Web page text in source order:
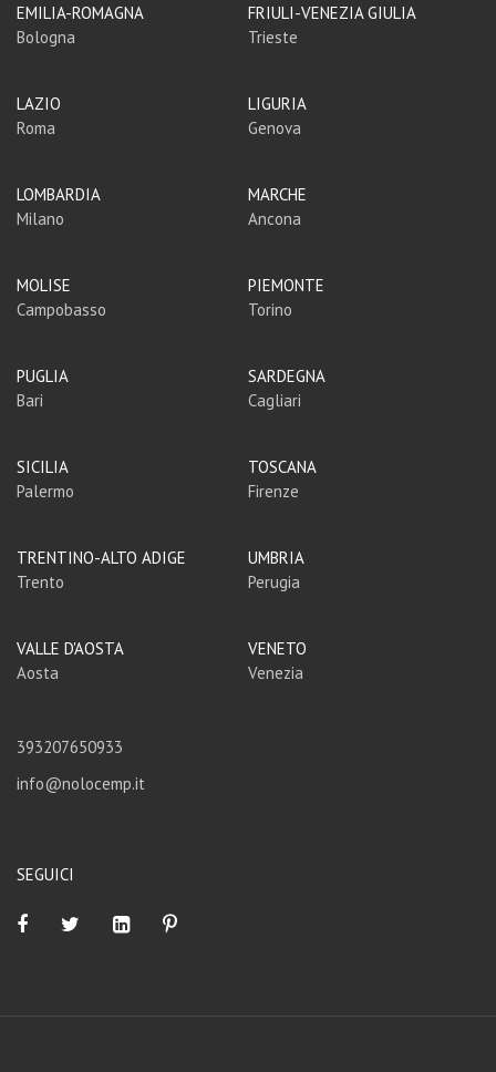
EMILIA-ROMAGNA
Bologna
FRIULI-VENEZIA GIULIA
Trieste
LAZIO
Roma
LIGURIA
Genova
LOMBARDIA
Milano
MARCHE
Ancona
MOLISE
Campobasso
PIEMONTE
Torino
PUGLIA
Bari
SARDEGNA
Cagliari
SICILIA
Palermo
TOSCANA
Firenze
TRENTINO-ALTO ADIGE
Trento
UMBRIA
Perugia
VALLE D'AOSTA
Aosta
VENETO
Venezia
393207650933
info@nolocemp.it
SEGUICI